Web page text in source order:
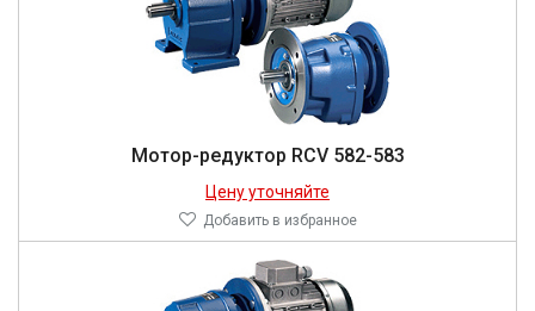
Мотор-редуктор RCV 582-583
Цену уточняйте
Добавить в избранное